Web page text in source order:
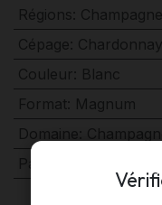
Régions Champagne
Cépage Chardonnay
Couleur Blanc
Format Magnum
Domaine:
Pays